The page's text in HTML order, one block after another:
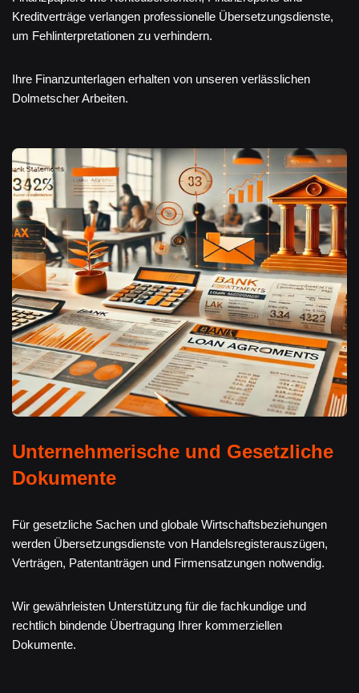
Kreditverträge verlangen professionelle Übersetzungsdienste,
um Fehlinterpretationen zu verhindern.
Ihre Finanzunterlagen erhalten von unseren verlässlichen
Dolmetscher Arbeiten.
Unternehmerische und Gesetzliche
Dokumente
Für gesetzliche Sachen und globale Wirtschaftsbeziehungen
werden Übersetzungsdienste von Handelsregisterauszügen,
Verträgen, Patentanträgen und Firmensatzungen notwendig.
Wir gewährleisten Unterstützung für die fachkundige und
rechtlich bindende Übertragung Ihrer kommerziellen
Dokumente.